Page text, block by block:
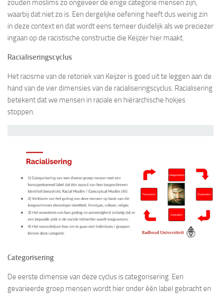
zouden moslims zo ongeveer de enige categorie mensen zijn,
waarbij dat niet zo is. Een dergelijke oefening heeft dus weinig zin
in deze context en dat wordt eens temeer duidelijk als we preciezer
ingaan op de racistische constructie die Keijzer hier maakt.
Racialiseringscyclus
Het racisme van de retoriek van Keijzer is goed uit te leggen aan de
hand van de vier dimensies van de racialiseringscyclus. Racialisering
betekent dat we mensen in raciale en hiërarchische hokjes
stoppen.
Categorisering
De eerste dimensie van deze cyclus is categorisering. Een
gevarieerde groep mensen wordt hier onder één label gebracht en